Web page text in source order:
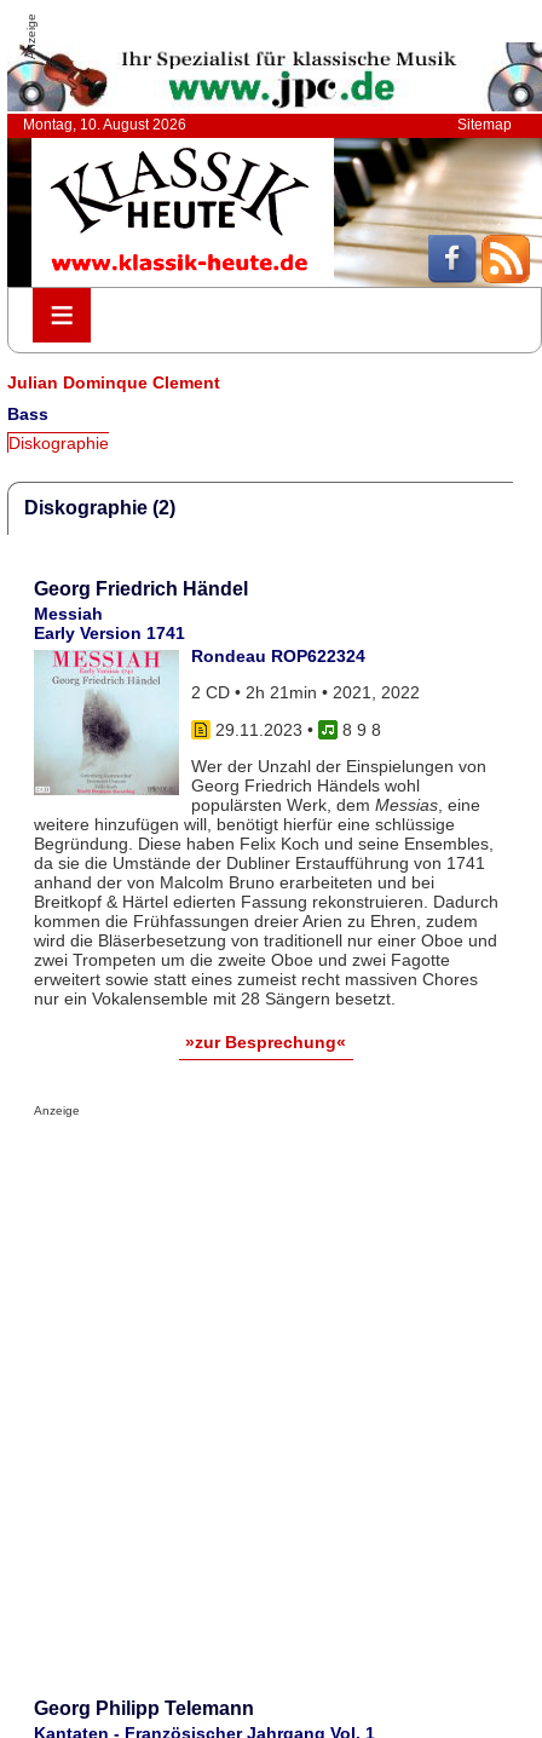
Anzeige
Montag, 10. August 2026 Sitemap
≡
≡
Julian Dominque Clement
Bass
Diskographie
Diskographie (2)
Georg Friedrich Händel
Messiah
Early Version 1741
Rondeau ROP622324
2 CD • 2h 21min • 2021, 2022
29.11.2023 •
8 9 8
Wer der Unzahl der Einspielungen von
Georg Friedrich Händels wohl
populärsten Werk, dem Messias, eine
weitere hinzufügen will, benötigt hierfür eine schlüssige
Begründung. Diese haben Felix Koch und seine Ensembles,
da sie die Umstände der Dubliner Erstaufführung von 1741
anhand der von Malcolm Bruno erarbeiteten und bei
Breitkopf & Härtel edierten Fassung rekonstruieren. Dadurch
kommen die Frühfassungen dreier Arien zu Ehren, zudem
wird die Bläserbesetzung von traditionell nur einer Oboe und
zwei Trompeten um die zweite Oboe und zwei Fagotte
erweitert sowie statt eines zumeist recht massiven Chores
nur ein Vokalensemble mit 28 Sängern besetzt.
»zur Besprechung«
Anzeige
Georg Philipp Telemann
Kantaten - Französischer Jahrgang Vol. 1